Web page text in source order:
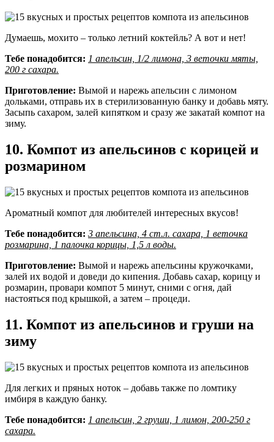
Думаешь, мохито – только летний коктейль? А вот и нет!
Тебе понадобится: 1 апельсин, 1/2 лимона, 3 веточки мяты,
200 г сахара.
Приготовление: Вымой и нарежь апельсин с лимоном
дольками, отправь их в стерилизованную банку и добавь мяту.
Засыпь сахаром, залей кипятком и сразу же закатай компот на
зиму.
10. Компот из апельсинов с корицей и
розмарином
Ароматный компот для любителей интересных вкусов!
Тебе понадобится: 3 апельсина, 4 ст.л. сахара, 1 веточка
розмарина, 1 палочка корицы, 1,5 л воды.
Приготовление: Вымой и нарежь апельсины кружочками,
залей их водой и доведи до кипения. Добавь сахар, корицу и
розмарин, провари компот 5 минут, сними с огня, дай
настояться под крышкой, а затем – процеди.
11. Компот из апельсинов и груши на
зиму
Для легких и пряных ноток – добавь также по ломтику
имбиря в каждую банку.
Тебе понадобится: 1 апельсин, 2 груши, 1 лимон, 200-250 г
сахара.